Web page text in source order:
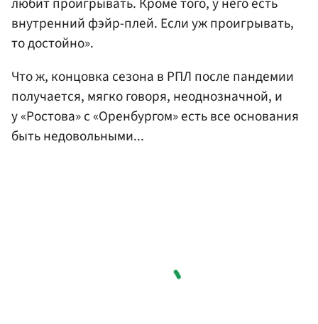
внутренний фэйр-плей. Если уж проигрывать,
то достойно».
Что ж, концовка сезона в РПЛ после пандемии
получается, мягко говоря, неоднозначной, и
у «Ростова» с «Оренбургом» есть все основания
быть недовольными...